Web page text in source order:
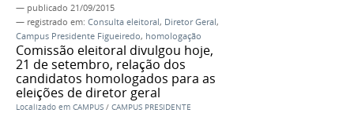
— publicado 21/09/2015
— registrado em: Consulta eleitoral, Diretor Geral,
Campus Presidente Figueiredo, homologação
Comissão eleitoral divulgou hoje,
21 de setembro, relação dos
candidatos homologados para as
eleições de diretor geral
Localizado em CAMPUS / CAMPUS PRESIDENTE